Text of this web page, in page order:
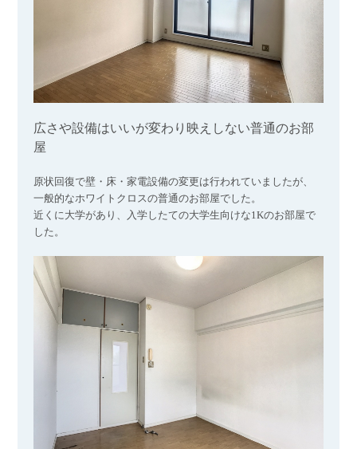
広さや設備はいいが変わり映えしない普通のお部
屋
原状回復で壁・床・家電設備の変更は行われていましたが、
一般的なホワイトクロスの普通のお部屋でした。
近くに大学があり、入学したての大学生向けな1Kのお部屋で
した。